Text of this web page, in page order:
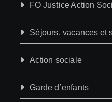
FO Justice Action
Séjours, vacances et
Action sociale
Garde d’enfants